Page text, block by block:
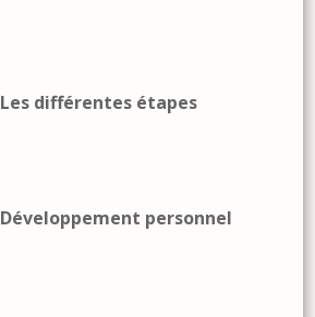
Les différentes étapes
Développement personnel